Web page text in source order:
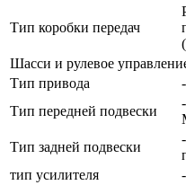
Тип коробки передач
Шасси и рулевое
Тип привода
Тип передней подвески
Тип задней подвески
тип усилителя